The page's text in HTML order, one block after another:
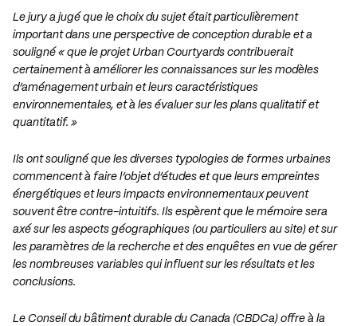
Le jury a jugé que le choix du sujet était particulièrement
important dans une perspective de conception durable et a
souligné « que le projet Urban Courtyards contribuerait
certainement à améliorer les connaissances sur les modèles
d’aménagement urbain et leurs caractéristiques
environnementales, et à les évaluer sur les plans qualitatif et
quantitatif. »
Ils ont souligné que les diverses typologies de formes urbaines
commencent à faire l’objet d’études et que leurs empreintes
énergétiques et leurs impacts environnementaux peuvent
souvent être contre-intuitifs. Ils espèrent que le mémoire sera
axé sur les aspects géographiques (ou particuliers au site) et sur
les paramètres de la recherche et des enquêtes en vue de gérer
les nombreuses variables qui influent sur les résultats et les
conclusions.
Le Conseil du bâtiment durable du Canada (CBDCa) offre à la